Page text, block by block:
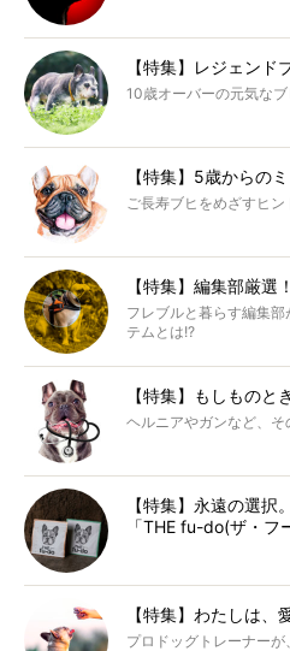
【特集】レジェン
10歳オーバーの元気なブ
【特集】5歳からの
ご長寿ブヒをめざすヒン
【特集】編集部厳選
フレブルと暮らす編集
テムとは!?
【特集】もしものと
ヘルニアやガンなど、そ
【特集】永遠の選択
「THE fu-do(ザ・フ
【特集】わたしは、
プロドッグトレーナー